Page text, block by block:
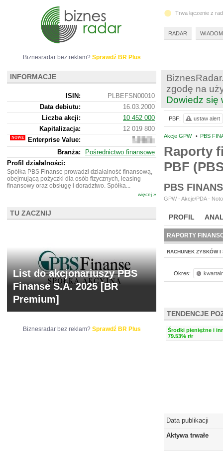
zgodę na
Dowiedz się
Akcje GPW • PBS
Raporty
PBF
PBS
GPW - Akcje/PDA -
PROFIL
BR LAB
RAPORTY
RACHUNEK ZYSKÓW I
Okres:
TENDENCJE
Środki pieniężne i
79.53% r/r
Data publikacji
Aktywa trwałe
PBF: ustaw alert
Biznesradar bez reklam? Sprawdź BR Plus
INFORMACJE
ISIN:
PLBEFSN00010
Data debiutu:
16.03.2000
Liczba akcji:
10 452 000
Kapitalizacja:
12 019 800
Enterprise Value:
10
037
800
Branża:
Pośrednictwo finansowe
Profil działalności:
Spółka PBS Finanse prowadzi działalność finansową,
obejmującą pożyczki dla osób fizycznych, leasing
finansowy oraz obsługę i doradztwo. Spółka...
więcej »
TU ZACZNIJ
List do akcjonariuszy PBS
Finanse S.A. 2025 [BR
Premium]
Biznesradar bez reklam? Sprawdź BR Plus
Trwa łączenie z
RADAR